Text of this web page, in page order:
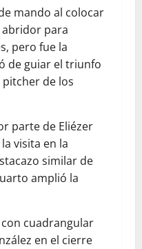
mando al colocar
abridor para
pero fue la
de guiar el triunfo
de los
parte de Eliézer
visita en la
similar de
amplió la
cuadrangular
en el cierre